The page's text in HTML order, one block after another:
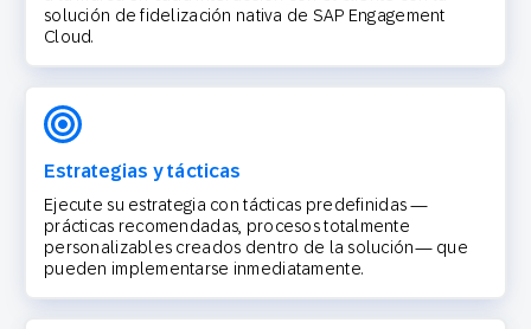
solución de fidelización nativa de SAP Engagement
Cloud.
Estrategias y tácticas
Ejecute su estrategia con tácticas predefinidas —
prácticas recomendadas, procesos totalmente
personalizables creados dentro de la solución— que
pueden implementarse inmediatamente.